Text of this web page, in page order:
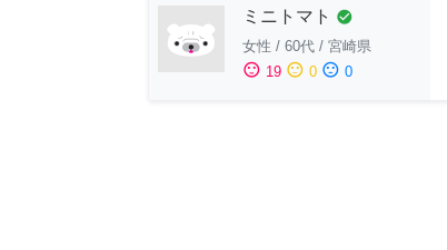
ミニトマト check_circle
女性 / 60代 / 宮崎県
sentiment_satisfied 19 sentiment_neutral 0 sentiment_dissatisfied 0